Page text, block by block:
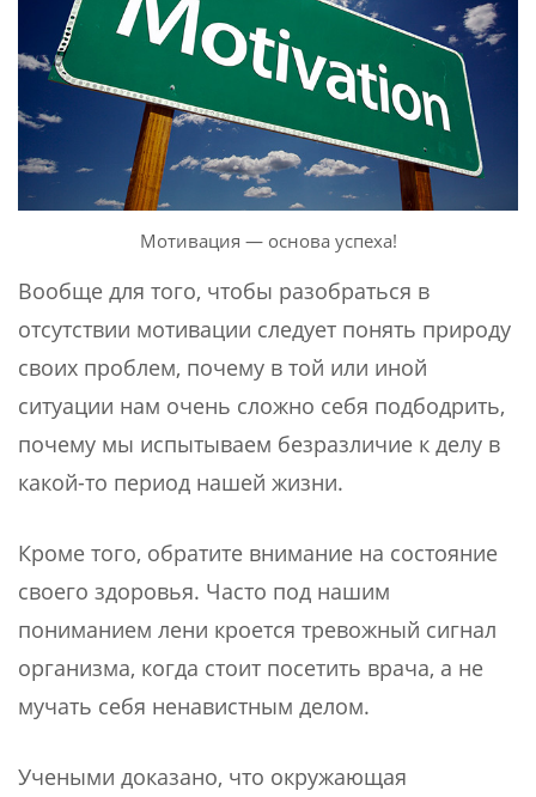
Мотивация — основа успеха!
Вообще для того, чтобы разобраться в
отсутствии мотивации следует понять природу
своих проблем, почему в той или иной
ситуации нам очень сложно себя подбодрить,
почему мы испытываем безразличие к делу в
какой-то период нашей жизни.
Кроме того, обратите внимание на состояние
своего здоровья. Часто под нашим
пониманием лени кроется тревожный сигнал
организма, когда стоит посетить врача, а не
мучать себя ненавистным делом.
Учеными доказано, что окружающая